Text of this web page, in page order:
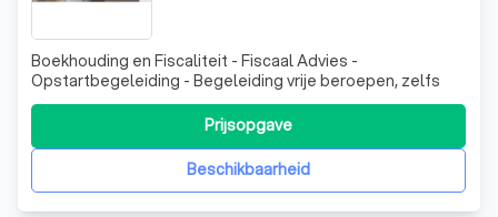
Boekhouding en Fiscaliteit - Fiscaal Advies -
Opstartbegeleiding - Begeleiding vrije beroepen, zelfs
Beschikbaarheid
Prijsopgave